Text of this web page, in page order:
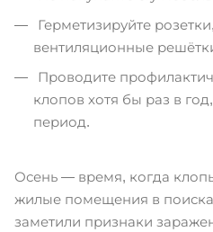
Герметизируйте
вентиляционные
Проводите
клопов хотя бы раз в
период.
Осень — время, когда
жилые помещения в
заметили признаки